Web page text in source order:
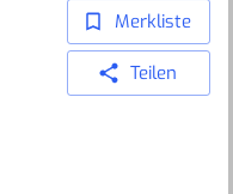
Merkliste
Teilen